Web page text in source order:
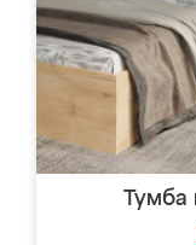
Тумба